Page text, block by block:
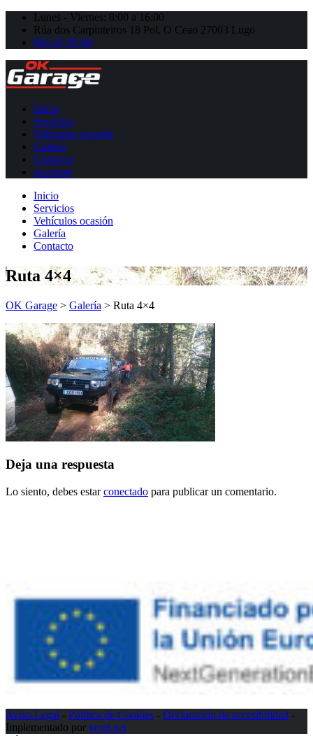
Lunes - Viernes: 8:00 a 16:00
Rúa dos Carpinteiros 18 Pol. O Ceao 27003 Lugo
982 47 05 00
Inicio
Servicios
Vehículos ocasión
Galería
Contacto
Account
Inicio
Servicios
Vehículos ocasión
Galería
Contacto
Ruta 4×4
OK Garage > Galería > Ruta 4×4
Deja una respuesta
Lo siento, debes estarconectado para publicar un comentario.
Aviso Legal - Política de Cookies - Declaración de accesibilidad -
Implementado por xeral.net